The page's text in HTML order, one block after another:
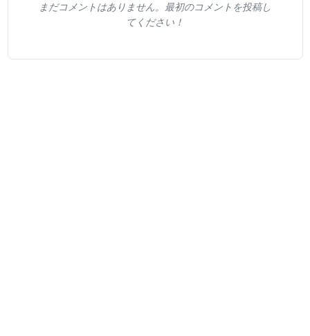
まだコメントはありません。最初のコメントを投稿し
てください！